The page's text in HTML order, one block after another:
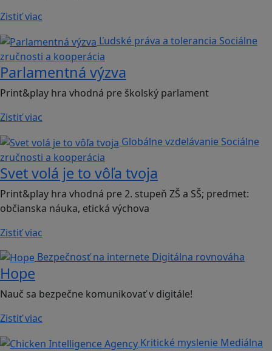
Zistiť viac
Ľudské práva a tolerancia Sociálne
zručnosti a kooperácia
Parlamentná výzva
Print&play hra vhodná pre školský parlament
Zistiť viac
Globálne vzdelávanie Sociálne
zručnosti a kooperácia
Svet volá je to vôľa tvoja
Print&play hra vhodná pre 2. stupeň ZŠ a SŠ; predmet:
občianska náuka, etická výchova
Zistiť viac
Bezpečnosť na internete Digitálna rovnováha
Hope
Nauč sa bezpečne komunikovať v digitále!
Zistiť viac
Kritické myslenie Mediálna